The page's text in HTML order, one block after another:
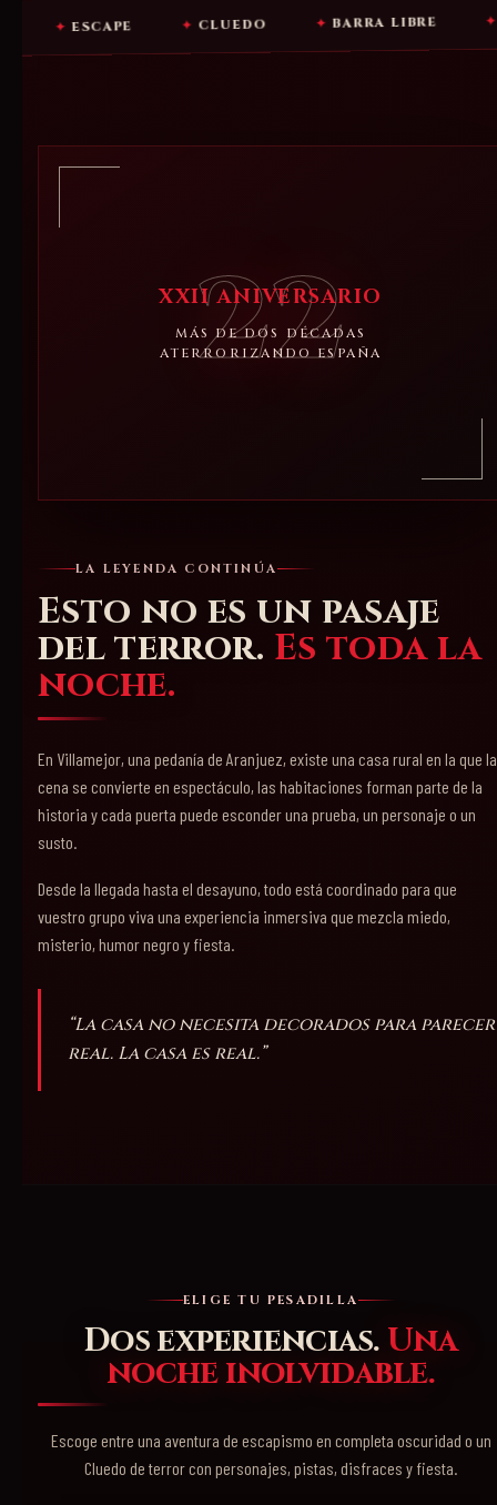
✦CLUEDO ✦BARRA LIBRE ✦
22
XXII ANIVERSARIO
MÁS DE DOS DÉCADAS
ATERRORIZANDO ESPAÑA
LA LEYENDA CONTINÚA
Esto no es un pasaje
del terror. Es toda la
noche.
En Villamejor, una pedanía de Aranjuez, existe una casa rural en la que la
cena se convierte en espectáculo, las habitaciones forman parte de la
historia y cada puerta puede esconder una prueba, un personaje o un
susto.
Desde la llegada hasta el desayuno, todo está coordinado para que
vuestro grupo viva una experiencia inmersiva que mezcla miedo,
misterio, humor negro y fiesta.
“La casa no necesita decorados para parecer
real. La casa es real.”
ELIGE TU PESADILLA
Dos experiencias. Una
noche inolvidable.
Escoge entre una aventura de escapismo en completa oscuridad o un
Cluedo de terror con personajes, pistas, disfraces y fiesta.